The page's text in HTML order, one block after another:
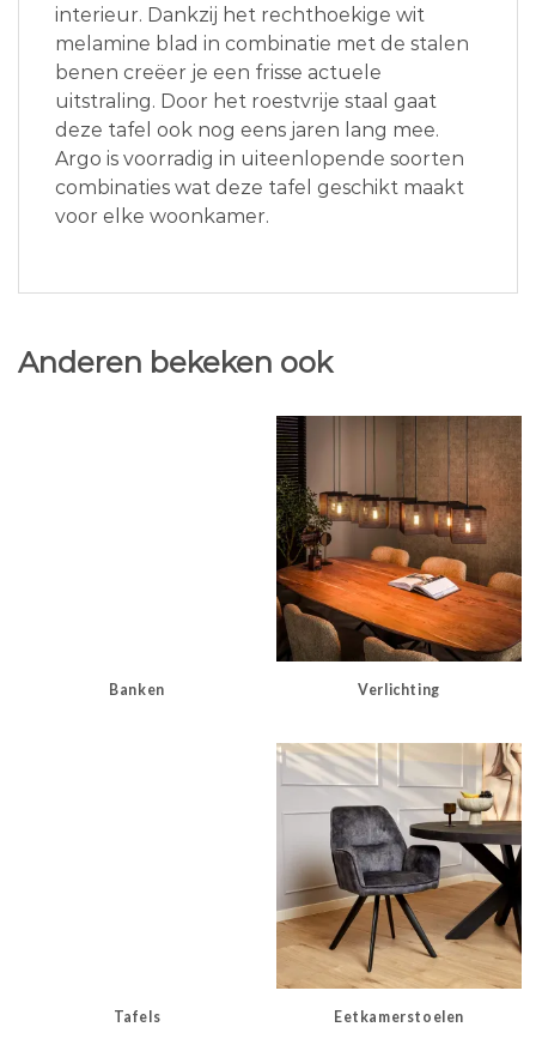
interieur. Dankzij het rechthoekige wit
melamine blad in combinatie met de stalen
benen creëer je een frisse actuele
uitstraling. Door het roestvrije staal gaat
deze tafel ook nog eens jaren lang mee.
Argo is voorradig in uiteenlopende soorten
combinaties wat deze tafel geschikt maakt
voor elke woonkamer.
Anderen bekeken ook
Banken Verlichting
Tafels Eetkamerstoelen